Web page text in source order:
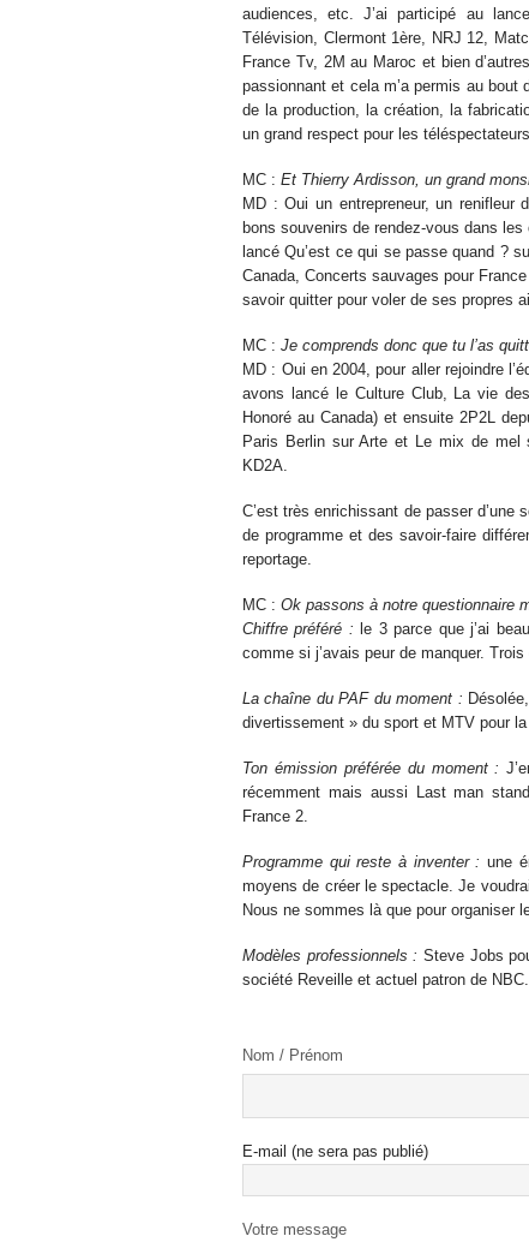
audiences, etc. J’ai participé au
Télévision, Clermont 1ère, NRJ 12,
France Tv, 2M au Maroc et bien
passionnant et cela m’a permis au
de la production, la création, la
un grand respect pour les
MC : Et Thierry Ardisson, un grand
MD : Oui un entrepreneur, un renifleur
bons souvenirs de rendez-vous dans
lancé Qu’est ce qui se passe quand ?
Canada, Concerts sauvages pour
savoir quitter pour voler de ses propres
MC : Je comprends donc que tu l’as
MD : Oui en 2004, pour aller rejoindre
avons lancé le Culture Club, La vie
Honoré au Canada) et ensuite 2P2L
Paris Berlin sur Arte et Le mix de mel
KD2A.
C’est très enrichissant de passer d’une
de programme et des savoir-faire
reportage.
MC : Ok passons à notre questionnaire
Chiffre préféré : le 3 parce que j’ai
comme si j’avais peur de manquer. Trois
La chaîne du PAF du moment :
divertissement » du sport et MTV pour
Ton émission préférée du moment :
récemment mais aussi Last man
France 2.
Programme qui reste à inventer : une
moyens de créer le spectacle. Je
Nous ne sommes là que pour organiser
Modèles professionnels : Steve Jobs
société Reveille et actuel patron de NBC.
Nom / Prénom
E-mail (ne sera pas publié)
Votre message